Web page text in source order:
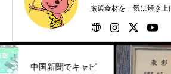
厳選食材を一気に焼き
慢です！
聞でキャピ